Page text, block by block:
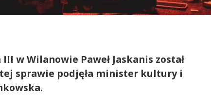
w Wilanowie Paweł Jaskanis został
sprawie podjęła minister kultury i